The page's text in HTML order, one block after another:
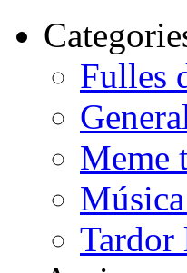
Fulles
Meme